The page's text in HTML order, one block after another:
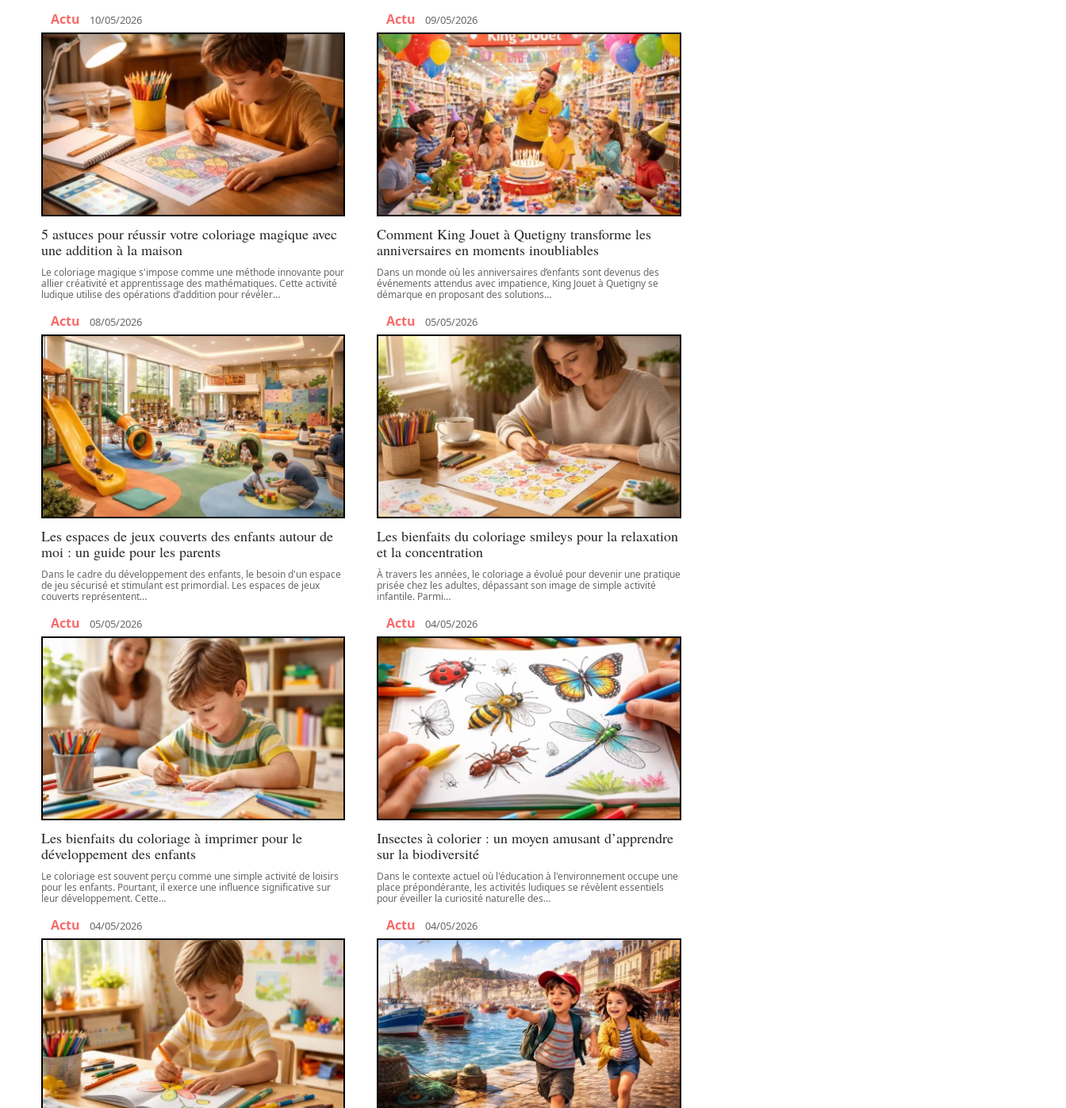
Actu 10/05/2026 Actu 09/05/2026
5 astuces pour réussir votre coloriage magique avec
une addition à la maison
Le coloriage magique s'impose comme une méthode innovante pour
allier créativité et apprentissage des mathématiques. Cette activité
ludique utilise des opérations d’addition pour révéler…
Actu 08/05/2026
Comment King Jouet à Quetigny transforme les
anniversaires en moments inoubliables
Dans un monde où les anniversaires d’enfants sont devenus des
événements attendus avec impatience, King Jouet à Quetigny se
démarque en proposant des solutions…
Actu 05/05/2026
Les espaces de jeux couverts des enfants autour de
moi : un guide pour les parents
Dans le cadre du développement des enfants, le besoin d'un espace
de jeu sécurisé et stimulant est primordial. Les espaces de jeux
couverts représentent…
Actu 05/05/2026
Les bienfaits du coloriage smileys pour la relaxation
et la concentration
À travers les années, le coloriage a évolué pour devenir une pratique
prisée chez les adultes, dépassant son image de simple activité
infantile. Parmi…
Actu 04/05/2026
Les bienfaits du coloriage à imprimer pour le
développement des enfants
Le coloriage est souvent perçu comme une simple activité de loisirs
pour les enfants. Pourtant, il exerce une influence significative sur
leur développement. Cette…
Actu 04/05/2026
Insectes à colorier : un moyen amusant d’apprendre
sur la biodiversité
Dans le contexte actuel où l'éducation à l'environnement occupe une
place prépondérante, les activités ludiques se révèlent essentiels
pour éveiller la curiosité naturelle des…
Actu 04/05/2026